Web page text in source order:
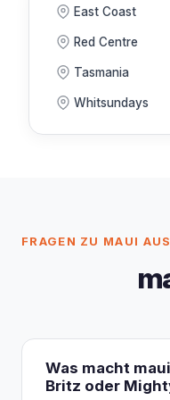
East Coast
Red Centre
Tasmania
Whitsundays
FRAGEN ZU MAUI
Was macht
Britz oder